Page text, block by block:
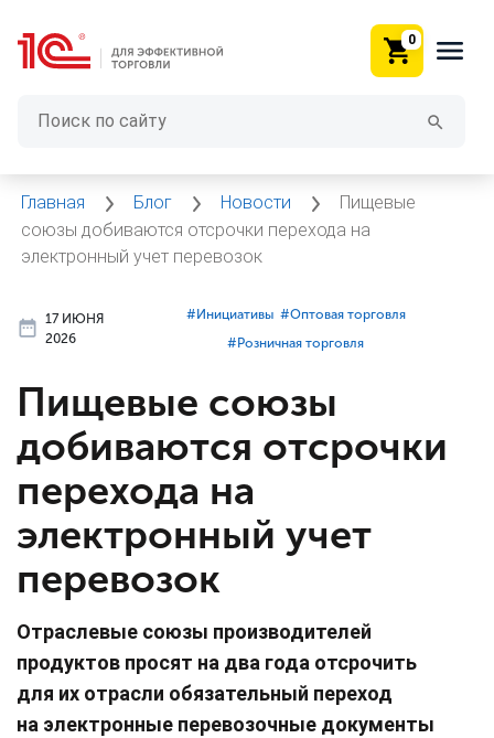
0
Главная Блог Новости
Пищевые
союзы добиваются отсрочки перехода на
электронный учет перевозок
17 ИЮНЯ
2026
#⁣Инициативы #⁣Оптовая торговля
#⁣Розничная торговля
Пищевые союзы
добиваются отсрочки
перехода на
электронный учет
перевозок
Отраслевые союзы производителей
продуктов просят на два года отсрочить
для их отрасли обязательный переход
на электронные перевозочные документы